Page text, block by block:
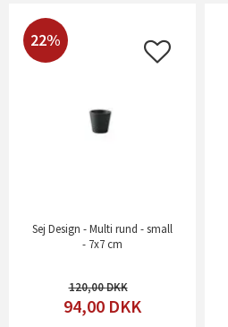
22%
Sej Design - Multi rund - small
- 7x7 cm
120,00
94,00 DKK